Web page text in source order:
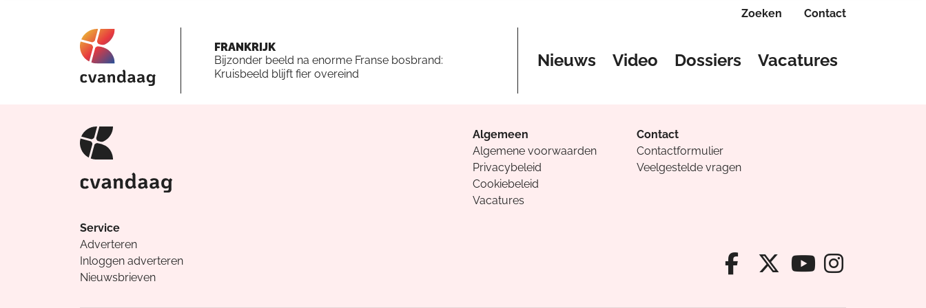
Zoeken Contact
FRANKRIJK
Bijzonder beeld na enorme Franse bosbrand:
Kruisbeeld blijft fier overeind
Nieuws Video Dossiers Vacatures
Algemeen
Algemene voorwaarden
Privacybeleid
Cookiebeleid
Vacatures
Contact
Contactformulier
Veelgestelde vragen
Service
Adverteren
Inloggen adverteren
Nieuwsbrieven
Facebook van
X van